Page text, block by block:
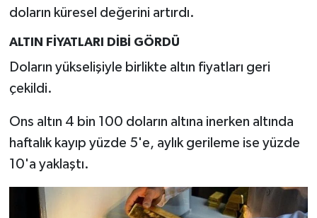
doların küresel değerini artırdı.
ALTIN FİYATLARI DİBİ GÖRDÜ
Doların yükselişiyle birlikte altın fiyatları geri
çekildi.
Ons altın 4 bin 100 doların altına inerken altında
haftalık kayıp yüzde 5'e, aylık gerileme ise yüzde
10'a yaklaştı.